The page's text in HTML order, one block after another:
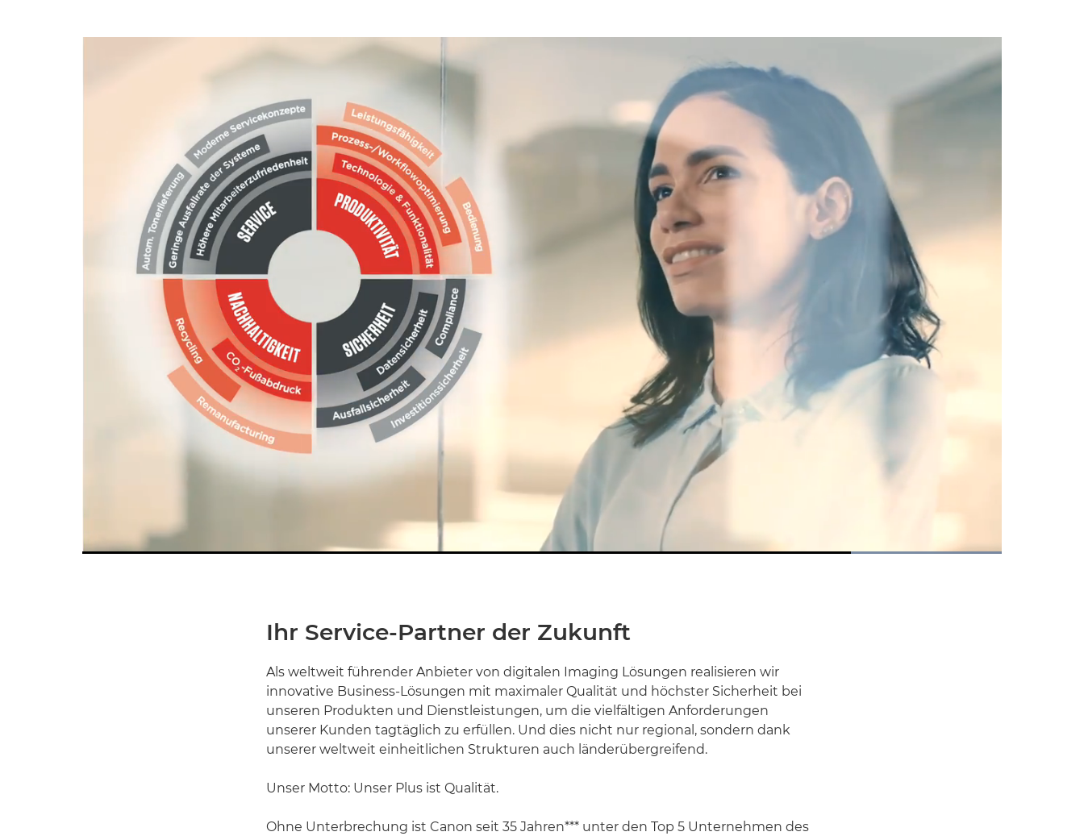
Loaded:
Ihr Service-Partner der Zukunft
Als weltweit führender Anbieter von digitalen Imaging Lösungen realisieren wir
innovative Business-Lösungen mit maximaler Qualität und höchster Sicherheit bei
unseren Produkten und Dienstleistungen, um die vielfältigen Anforderungen
unserer Kunden tagtäglich zu erfüllen. Und dies nicht nur regional, sondern dank
unserer weltweit einheitlichen Strukturen auch länderübergreifend.
Unser Motto: Unser Plus ist Qualität.
Ohne Unterbrechung ist Canon seit 35 Jahren*** unter den Top 5 Unternehmen des